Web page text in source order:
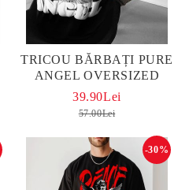
TRICOU BĂRBAȚI PURE
ANGEL OVERSIZED
39.90Lei
57.00Lei
-30%